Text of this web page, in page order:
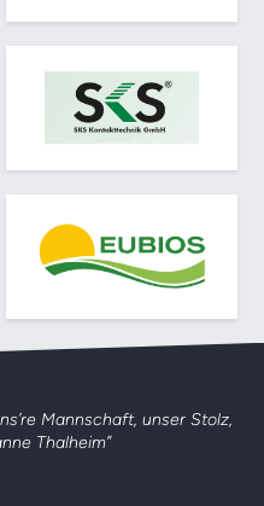
Mannschaft, unser Stolz,
Thalheim”